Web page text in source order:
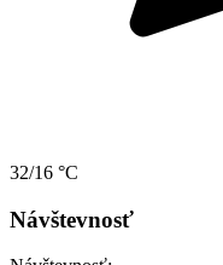
32/16 °C
Návštevnosť